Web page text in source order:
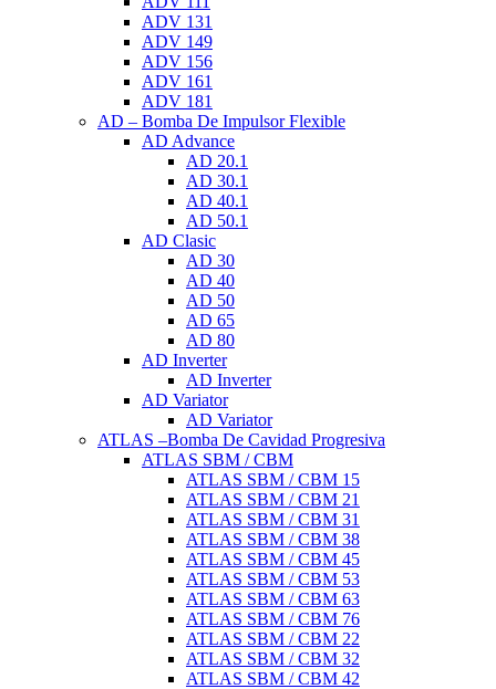
ADV 131
ADV 149
ADV 156
ADV 161
ADV 181
AD – Bomba De Impulsor Flexible
AD Advance
AD 20.1
AD 30.1
AD 40.1
AD 50.1
AD Clasic
AD 30
AD 40
AD 50
AD 65
AD 80
AD Inverter
AD Inverter
AD Variator
AD Variator
ATLAS –Bomba De Cavidad Progresiva
ATLAS SBM / CBM
ATLAS SBM / CBM 15
ATLAS SBM / CBM 21
ATLAS SBM / CBM 31
ATLAS SBM / CBM 38
ATLAS SBM / CBM 45
ATLAS SBM / CBM 53
ATLAS SBM / CBM 63
ATLAS SBM / CBM 76
ATLAS SBM / CBM 22
ATLAS SBM / CBM 32
ATLAS SBM / CBM 42